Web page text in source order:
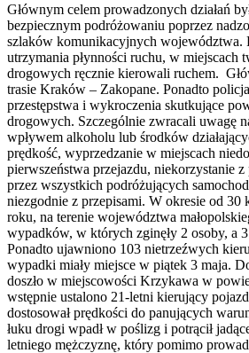
Głównym celem prowadzonych działań
bezpiecznym podróżowaniu poprzez
szlaków komunikacyjnych województwa.
utrzymania płynności ruchu, w miejscach
drogowych ręcznie kierowali ruchem.
trasie Kraków – Zakopane. Ponadto
przestępstwa i wykroczenia skutkujące
drogowych. Szczególnie zwracali uwagę
wpływem alkoholu lub środków
prędkość, wyprzedzanie w miejscach
pierwszeństwa przejazdu, niekorzystanie z
przez wszystkich podróżujących
niezgodnie z przepisami. W okresie od 30
roku, na terenie województwa
wypadków, w których zginęły 2 osoby, a
Ponadto ujawniono 103 nietrzeźwych
wypadki miały miejsce w piątek 3 maja.
doszło w miejscowości Krzykawa w
wstępnie ustalono 21-letni kierujący
dostosował prędkości do panujących
łuku drogi wpadł w poślizg i potrącił
letniego mężczyznę, który pomimo